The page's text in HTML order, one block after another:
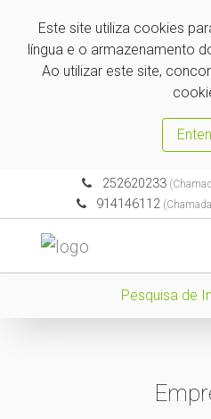
Este site utiliza cookies
língua e o armazenamento
Ao utilizar este site,
252620233
914146112
Pesquisa de